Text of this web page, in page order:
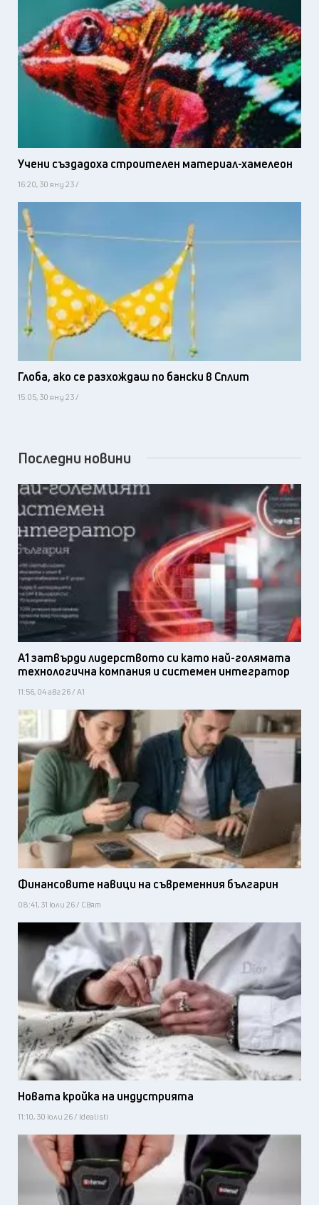
Учени създадоха строителен материал-хамелеон
16:20, 30 яну 23 /
Глоба, ако се разхождаш по бански в Сплит
15:05, 30 яну 23 /
Последни новини
А1 затвърди лидерството си като най-голямата
технологична компания и системен интегратор
11:56, 04 авг 26 / А1
Финансовите навици на съвременния българин
08:41, 31 юли 26 / Свят
Новата кройка на индустрията
11:10, 30 юли 26 / Idealisti